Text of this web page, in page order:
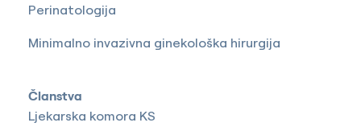
Perinatologija
Minimalno invazivna ginekološka hirurgija
Članstva
Ljekarska komora KS